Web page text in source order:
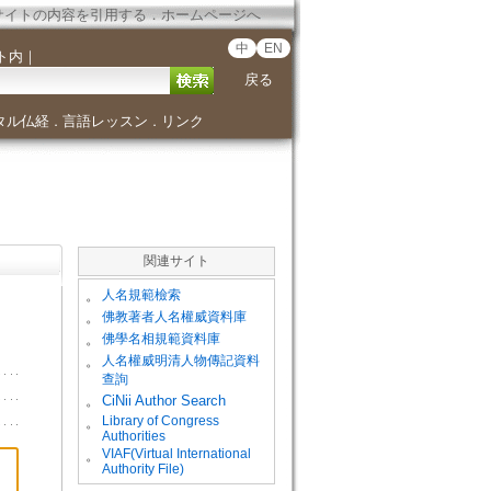
イトの内容を引用する．ホームページへ
内 ｜ 中 EN
戻る
ル仏経． 言語レッスン ． リンク
関連サイト
。 人名規範檢索
。 佛教著者人名權威資料庫
。 佛學名相規範資料庫
。
人名權威明清人物傳記資料
查詢
。
CiNii Author Search
。
Library of Congress
Authorities
。
VIAF(Virtual International
Authority File)